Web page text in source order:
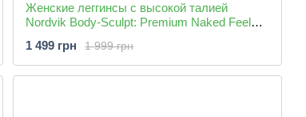
Женские леггинсы с высокой талией
Nordvik Body-Sculpt: Premium Naked Feel
эффектом Cream
1 999 грн
1 499 грн